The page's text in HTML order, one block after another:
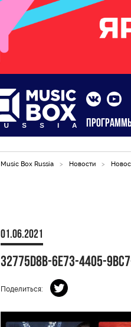
Music Box Russia > Новости >
01.06.2021
32775D8B-6E73-4405-
Поделиться: